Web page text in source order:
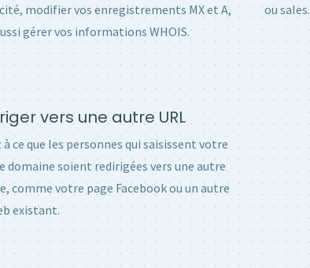
modifier vos enregistrements MX et A,
gérer vos informations WHOIS.
ou
vers une autre URL
ce que les personnes qui saisissent votre
domaine soient redirigées vers une autre
comme votre page Facebook ou un autre
existant.